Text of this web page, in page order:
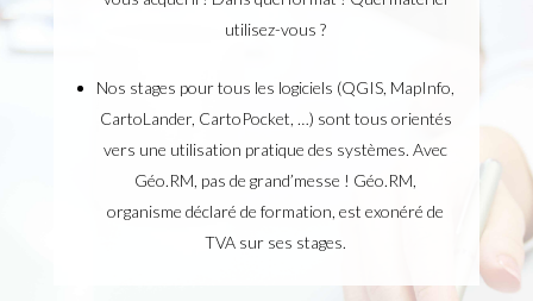
utilisez-vous ?
Nos stages pour tous les logiciels (QGIS, MapInfo,
CartoLander, CartoPocket, …) sont tous orientés
vers une utilisation pratique des systèmes. Avec
Géo.RM, pas de grand’messe ! Géo.RM,
organisme déclaré de formation, est exonéré de
TVA sur ses stages.